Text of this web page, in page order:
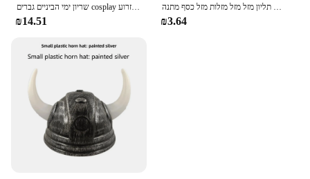
שריון ימי הביניים גברים cosplay זרוע זרוע viking צמידי wrister band אטב אביזרים cosplay cosplay
₪14.51
שרשרת שוורת גולגולת ירוק גותית שרשרת תליון חיות פאנק שרשרת תליון מזל מזל מזלות מזל כסף מתנה
₪3.64